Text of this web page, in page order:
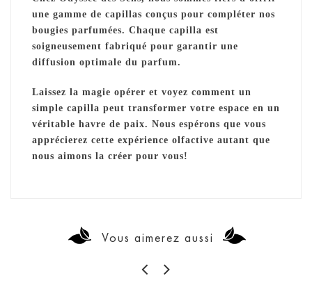
une gamme de capillas conçus pour compléter nos
bougies parfumées. Chaque capilla est
soigneusement fabriqué pour garantir une
diffusion optimale du parfum.
Laissez la magie opérer et voyez comment un
simple capilla peut transformer votre espace en un
véritable havre de paix. Nous espérons que vous
apprécierez cette expérience olfactive autant que
nous aimons la créer pour vous!
Vous aimerez aussi